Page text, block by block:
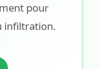
pour
infiltration.